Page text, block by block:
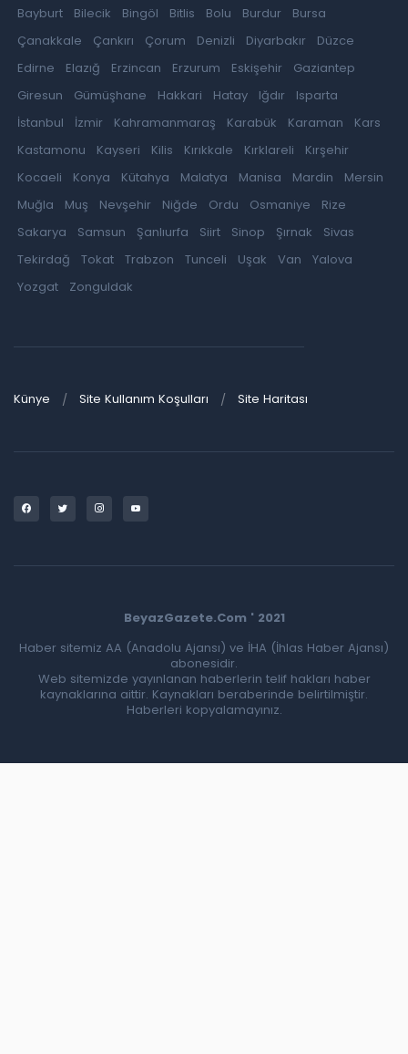
Bayburt
Bilecik Bingöl Bitlis Bolu Burdur
Bursa
Çanakkale
Çankırı Çorum Denizli Diyarbakır
Düzce
Edirne
Elazığ Erzincan Erzurum Eskişehir
Gaziantep
Giresun
Gümüşhane Hakkari Hatay Iğdır
Isparta
İstanbul
İzmir Kahramanmaraş Karabük Karaman
Kars
Kastamonu
Kayseri Kilis Kırıkkale Kırklareli
Kırşehir
Kocaeli
Konya Kütahya Malatya Manisa Mardin
Mersin
Muğla
Muş Nevşehir Niğde Ordu Osmaniye
Rize
Sakarya
Samsun Şanlıurfa Siirt Sinop Şırnak
Sivas
Tekirdağ
Tokat Trabzon Tunceli Uşak Van
Yalova
Yozgat
Zonguldak
Künye Site Kullanım Koşulları Site Haritası
BeyazGazete.Com ' 2021
Haber sitemiz AA (Anadolu Ajansı) ve İHA (İhlas Haber Ajansı)
abonesidir.
Web sitemizde yayınlanan haberlerin telif hakları haber
kaynaklarına aittir. Kaynakları beraberinde belirtilmiştir.
Haberleri kopyalamayınız.